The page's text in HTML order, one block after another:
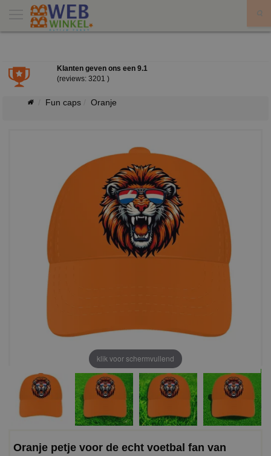
Klanten geven ons een 9.1
(reviews: 3201 )
Fun caps Oranje
klik voor schermvullend
Oranje petje voor de echt voetbal fan van